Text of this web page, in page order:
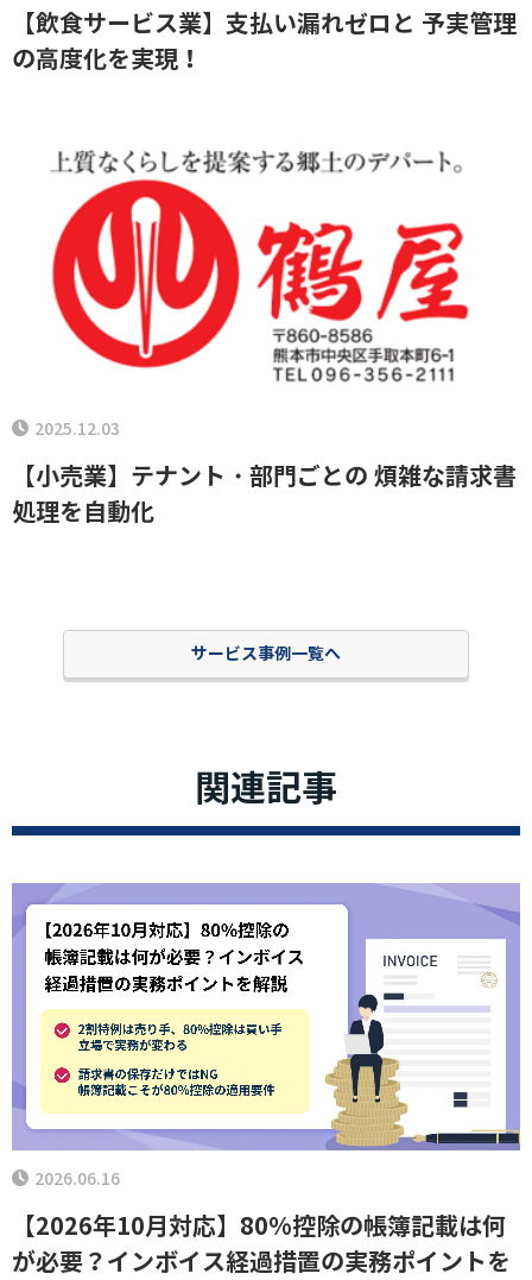
【飲食サービス業】支払い漏れゼロと 予実管理
の高度化を実現！
【小売業】テナント・部門ごとの 煩雑な請求書
処理を自動化
2025.12.03
サービス事例一覧へ
関連記事
【2026年10月対応】80%控除の帳簿記載は何
が必要？インボイス経過措置の実務ポイントを
2026.06.16